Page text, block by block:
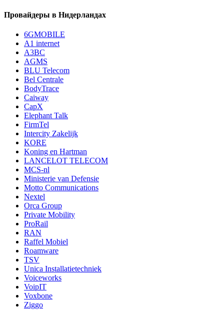
Провайдеры в Нидерландах
6GMOBILE
A1 internet
A3BC
AGMS
BLU Telecom
Bel Centrale
BodyTrace
Caiway
CapX
Elephant Talk
FirmTel
Intercity Zakelijk
KORE
Koning en Hartman
LANCELOT TELECOM
MCS-nl
Ministerie van Defensie
Motto Communications
Nextel
Orca Group
Private Mobility
ProRail
RAN
Raffel Mobiel
Roamware
TSV
Unica Installatietechniek
Voiceworks
VoipIT
Voxbone
Ziggo